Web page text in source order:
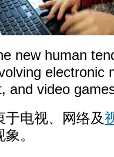
new human
electronic
and video
电视、网络及
。